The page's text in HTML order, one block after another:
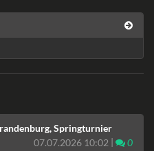
Springturnier
07.07.2026 10:02 | 0